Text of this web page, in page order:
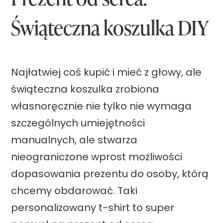
i
e
o
r
z
e
n
n
y
D
I
Świąteczna koszulka DIY
Najłatwiej coś kupić i mieć z głowy, ale
świąteczna koszulka zrobiona
własnoręcznie nie tylko nie wymaga
szczególnych umiejętności
manualnych, ale stwarza
nieograniczone wprost możliwości
dopasowania prezentu do osoby, którą
chcemy obdarować. Taki
personalizowany t-shirt to super